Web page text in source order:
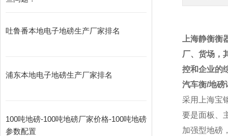
吐鲁番本地电子地磅生产厂家排名
浦东本地电子地磅生产厂家排名
100吨地磅-100吨地磅厂家价格-100吨地磅
参数配置
上海静衡
厂、货场，
控和企业的
汽车衡/地磅
采用上海宝
要是面板、
加强型地磅